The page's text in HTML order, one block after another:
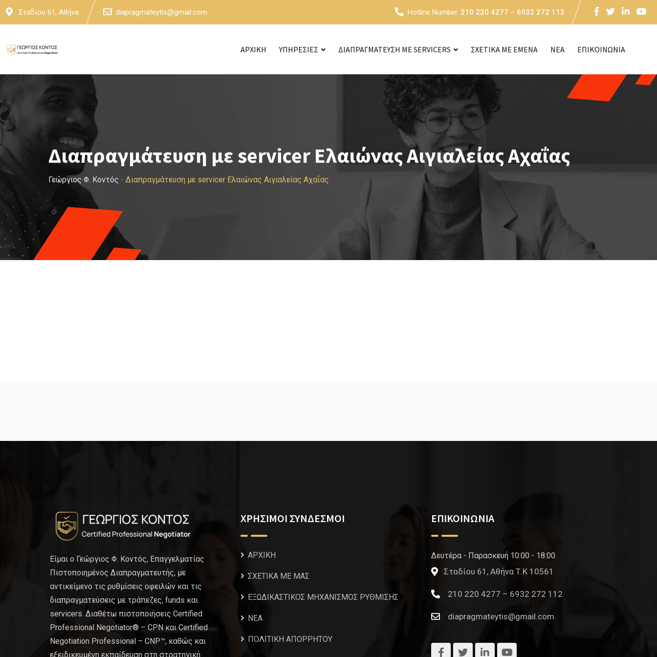
Skip
Σταδίου 61, Αθήνα diapragmateytis@gmail.com Hotline Number: 210 220 4277 – 6932 272 112
ΑΡΧΙΚΗ ΥΠΗΡΕΣΙΕΣ ΔΙΑΠΡΑΓΜΑΤΕΥΣΗ ΜΕ SERVICERS ΣΧΕΤΙΚΑ ΜΕ ΕΜΕΝΑ NEA ΕΠΙΚΟΙΝΩΝΙΑ
Διαπραγμάτευση με servicer Ελαιώνας Αιγιαλείας Αχαΐας
Γεώργιος Φ. Κοντός - Διαπραγμάτευση με servicer Ελαιώνας Αιγιαλείας Αχαΐας
Είμαι ο Γεώργιος Φ. Κοντός, Επαγγελματίας
Πιστοποιημένος Διαπραγματευτής, με
αντικείμενο τις ρυθμίσεις οφειλών και τις
διαπραγματεύσεις με τράπεζες, funds και
servicers. Διαθέτω πιστοποιήσεις Certified
Professional Negotiator® – CPN και Certified
Negotiation Professional – CNP™, καθώς και
εξειδικευμένη εκπαίδευση στη στρατηγική
ΧΡΗΣΙΜΟΙ ΣΥΝΔΕΣΜΟΙ
ΑΡΧΙΚΗ
ΣΧΕΤΙΚΑ ΜΕ ΜΑΣ
ΕΞΩΔΙΚΑΣΤΙΚΟΣ ΜΗΧΑΝΙΣΜΟΣ ΡΥΘΜΙΣΗΣ
NEA
ΠΟΛΙΤΙΚΗ ΑΠΟΡΡΗΤΟΥ
ΕΠΙΚΟΙΝΩΝΙΑ
Δευτέρα - Παρασκευή 10:00 - 18:00
Σταδίου 61, Αθήνα Τ.Κ 10561
210 220 4277 – 6932 272 112
diapragmateytis@gmail.com